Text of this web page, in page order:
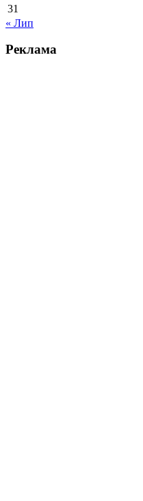
31
« Лип
Реклама